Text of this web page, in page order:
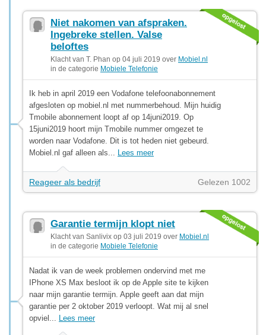
Niet nakomen van afspraken.
Ingebreke stellen. Valse
beloftes
Klacht van T. Phan op 04 juli 2019 over Mobiel.nl
in de categorie Mobiele Telefonie
Ik heb in april 2019 een Vodafone telefoonabonnement
afgesloten op mobiel.nl met nummerbehoud. Mijn huidig
Tmobile abonnement loopt af op 14juni2019. Op
15juni2019 hoort mijn Tmobile nummer omgezet te
worden naar Vodafone. Dit is tot heden niet gebeurd.
Mobiel.nl gaf alleen als... Lees meer
Reageer als bedrijf Gelezen 1002
Garantie termijn klopt niet
Klacht van Sanlivix op 03 juli 2019 over Mobiel.nl
in de categorie Mobiele Telefonie
Nadat ik van de week problemen ondervind met me
IPhone XS Max besloot ik op de Apple site te kijken
naar mijn garantie termijn. Apple geeft aan dat mijn
garantie per 2 oktober 2019 verloopt. Wat mij al snel
opviel... Lees meer